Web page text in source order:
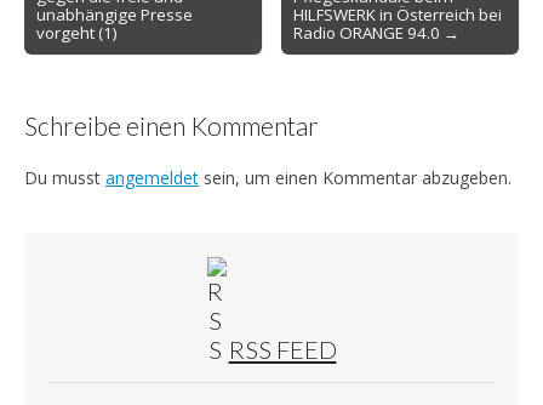
navigation
unabhängige Presse
vorgeht (1)
HILFSWERK in Österreich bei
Radio ORANGE 94.0 →
Schreibe einen Kommentar
Du musst angemeldet sein, um einen Kommentar abzugeben.
RSS FEED